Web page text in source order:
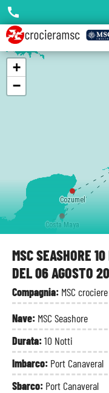
MSC SEASHORE
DEL 06 AGOSTO
Compagnia: MSC crociere
Nave: MSC Seashore
Durata:10 Notti
Imbarco: Port Canaveral
Sbarco: Port Canaveral
Cozumel
Costa Maya
+
−
call